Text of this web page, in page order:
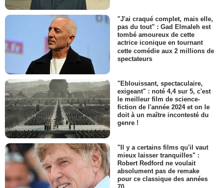
"J'ai craqué complet, mais elle,
pas du tout" : Gad Elmaleh est
tombé amoureux de cette
actrice iconique en tournant
cette comédie aux 2 millions de
spectateurs
"Eblouissant, spectaculaire,
exigeant" : noté 4,4 sur 5, c'est
le meilleur film de science-
fiction de l'année 2024 et on le
doit à un maître incontesté du
genre !
"Il y a certains films qu'il vaut
mieux laisser tranquilles" :
Robert Redford ne voulait
absolument pas de remake
pour ce classique des années